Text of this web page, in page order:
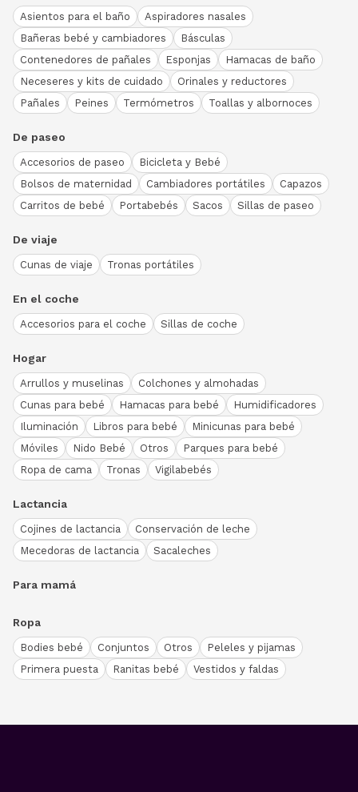
Asientos para el baño
Aspiradores nasales
Bañeras bebé y cambiadores
Básculas
Contenedores de pañales
Esponjas
Hamacas de baño
Neceseres y kits de cuidado
Orinales y reductores
Pañales
Peines Termómetros Toallas y albornoces
De paseo
Accesorios de paseo
Bicicleta y Bebé
Bolsos de maternidad
Cambiadores portátiles
Capazos
Carritos de bebé
Portabebés Sacos Sillas de paseo
De viaje
Cunas de viaje Tronas portátiles
En el coche
Accesorios para el coche Sillas de coche
Hogar
Arrullos y muselinas
Colchones y almohadas
Cunas para bebé
Hamacas para bebé
Humidificadores
Iluminación
Libros para bebé
Minicunas para bebé
Móviles
Nido Bebé Otros
Parques para bebé
Ropa de cama
Tronas Vigilabebés
Lactancia
Cojines de lactancia
Conservación de leche
Mecedoras de lactancia
Sacaleches
Para mamá
Ropa
Bodies bebé Conjuntos Otros
Peleles y pijamas
Primera puesta
Ranitas bebé Vestidos y faldas